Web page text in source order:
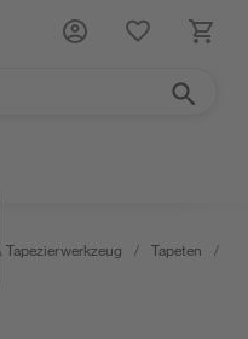
Tapezierwerkzeug / Tapeten /